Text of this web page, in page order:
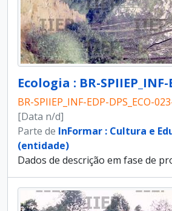
BR-SPIIEP_INF-EDP-DPS_ECO-
[Data n/d]
Parte de InFormar : Cultura e
(entidade)
Dados de descrição em fase de